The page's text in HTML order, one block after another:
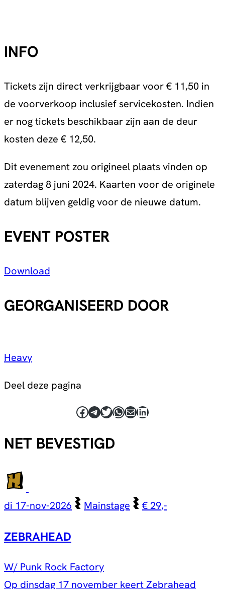
INFO
Tickets zijn direct verkrijgbaar voor € 11,50 in
de voorverkoop inclusief servicekosten. Indien
er nog tickets beschikbaar zijn aan de deur
kosten deze € 12,50.
Dit evenement zou origineel plaats vinden op
zaterdag 8 juni 2024. Kaarten voor de originele
datum blijven geldig voor de nieuwe datum.
EVENT POSTER
Download
GEORGANISEERD DOOR
Heavy
Deel deze pagina
Facebook
Telegram
Twitter
WhatsApp
E-mailLinkedIn
NET BEVESTIGD
di 17-nov-2026 Mainstage € 29,-
ZEBRAHEAD
W/ Punk Rock Factory
Op dinsdag 17 november keert Zebrahead